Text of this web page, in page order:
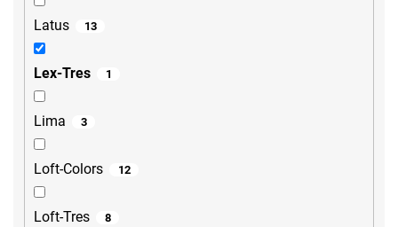
Latus 13
Lex-Tres 1
Lima 3
Loft-Colors 12
Loft-Tres 8